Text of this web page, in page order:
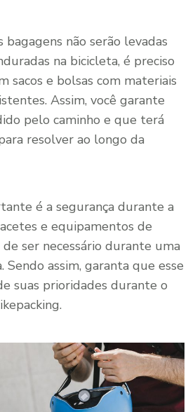
bagagens não serão levadas
na bicicleta, é preciso
sacos e bolsas com materiais
Assim, você garante
pelo caminho e que terá
resolver ao longo da
é a segurança durante a
e equipamentos de
ser necessário durante uma
Sendo assim, garanta que esse
suas prioridades durante o